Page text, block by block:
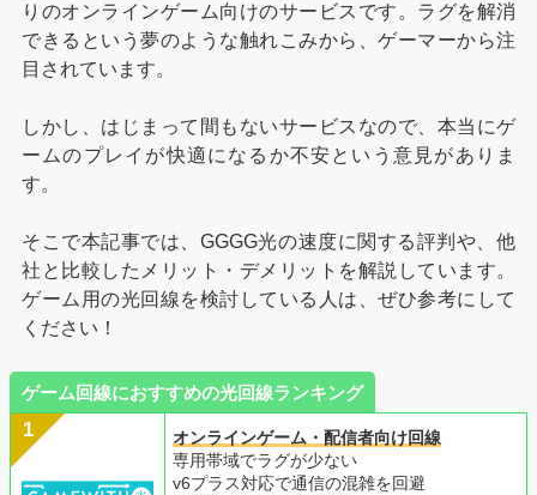
りのオンラインゲーム向けのサービスです。ラグを解消
できるという夢のような触れこみから、ゲーマーから注
目されています。
しかし、はじまって間もないサービスなので、本当にゲ
ームのプレイが快適になるか不安という意見がありま
す。
そこで本記事では、GGGG光の速度に関する評判や、他
社と比較したメリット・デメリットを解説しています。
ゲーム用の光回線を検討している人は、ぜひ参考にして
ください！
ゲーム回線におすすめの光回線ランキング
オンラインゲーム・配信者向け回線
専用帯域でラグが少ない
v6プラス対応で通信の混雑を回避